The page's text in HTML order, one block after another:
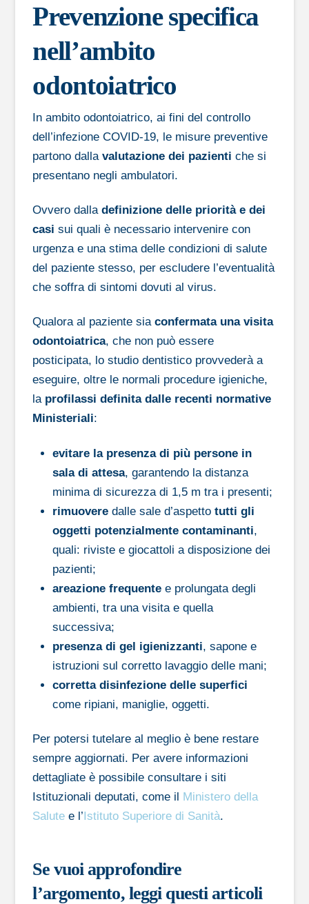
Prevenzione specifica
nell’ambito
odontoiatrico
In ambito odontoiatrico, ai fini del controllo
dell’infezione COVID-19, le misure preventive
partono dallavalutazione dei pazienti che si
presentano negli ambulatori.
Ovvero dalladefinizione delle priorità e dei
casi sui quali è necessario intervenire con
urgenza e una stima delle condizioni di salute
del paziente stesso, per escludere l’eventualità
che soffra di sintomi dovuti al virus.
Qualora al paziente siaconfermata una visita
odontoiatrica, che non può essere
posticipata, lo studio dentistico provvederà a
eseguire, oltre le normali procedure igieniche,
la profilassi definita dalle recenti normative
Ministeriali:
evitare la presenza di più persone in
sala di attesa, garantendo la distanza
minima di sicurezza di 1,5 m tra i presenti;
rimuovere dalle sale d’aspettotutti gli
oggetti potenzialmente contaminanti,
quali: riviste e giocattoli a disposizione dei
pazienti;
areazione frequentee prolungata degli
ambienti, tra una visita e quella
successiva;
presenza di gel igienizzanti, sapone e
istruzioni sul corretto lavaggio delle mani;
corretta disinfezione delle superfici
come ripiani, maniglie, oggetti.
Per potersi tutelare al meglio è bene restare
sempre aggiornati. Per avere informazioni
dettagliate è possibile consultare i siti
Istituzionali deputati, come il Ministero della
Salute e l’Istituto Superiore di Sanità.
Se vuoi approfondire
l’argomento, leggi questi articoli